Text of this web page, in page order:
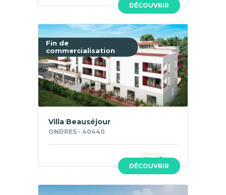
DÉCOUVRIR
Fin de
commercialisation
DÉCOUVRIR
Villa Beauséjour
ONDRES - 40440
Neuf